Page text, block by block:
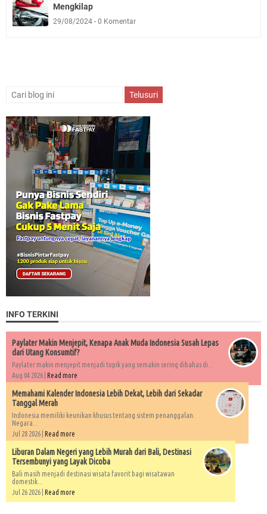
Mengkilap
29/08/2024 0 Komentar
INFO TERKINI
Paylater Makin Menjepit, Kenapa Anak Muda Indonesia Susah Lepas
dari Utang Konsumtif?
Paylater makin menjepit menjadi topik yang semakin sering dibahas di...
Aug 04 2026 | Read more
Memahami Kalender Indonesia Lebih Dekat, Lebih dari Sekadar
Tanggal Merah
Indonesia memiliki keunikan khusus tentang sistem penanggalan.
Negara...
Jul 28 2026 | Read more
Liburan Dalam Negeri yang Lebih Murah dari Bali, Destinasi
Tersembunyi yang Layak Dicoba
Bali masih menjadi destinasi wisata favorit bagi wisatawan
domestik...
Jul 26 2026 | Read more